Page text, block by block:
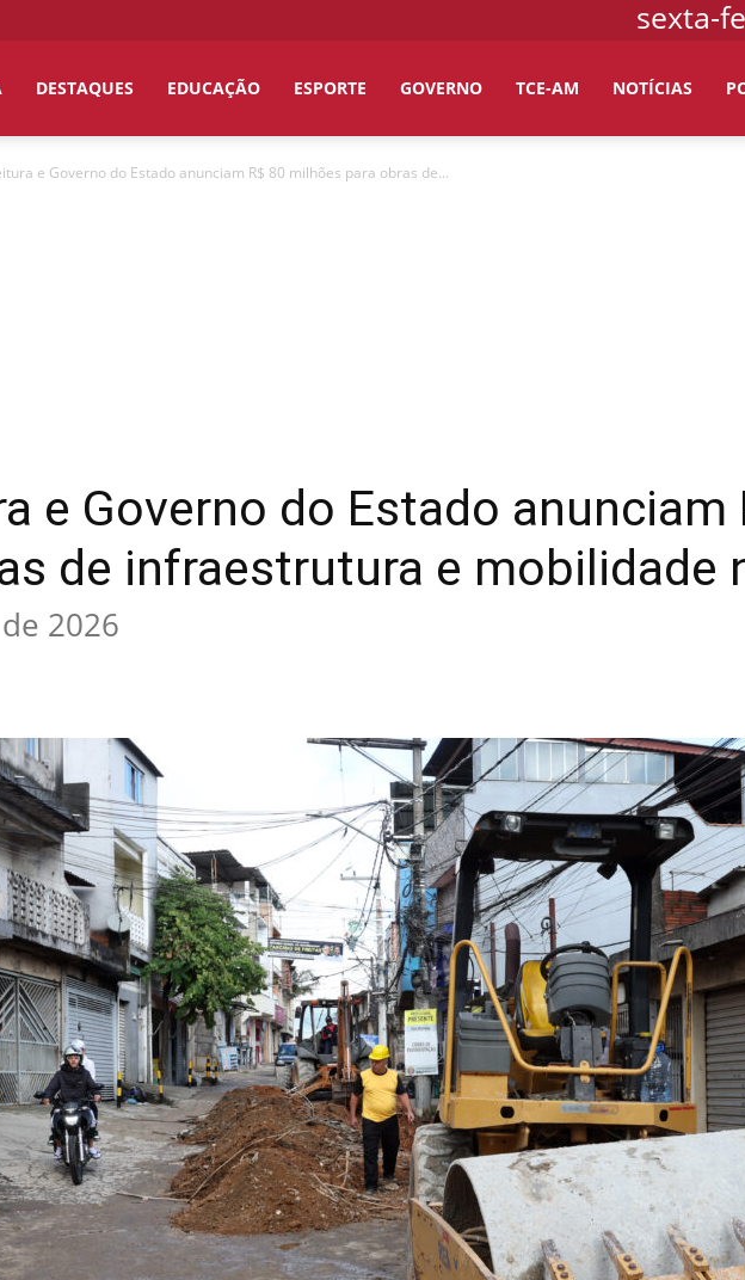
sexta-
DESTAQUES EDUCAÇÃO ESPORTE GOVERNO TCE-AM NOTÍCIAS
e Governo do Estado anunciam R$ 80 milhões para obras de...
e Governo do Estado anunciam
de infraestrutura e mobilidade
2026